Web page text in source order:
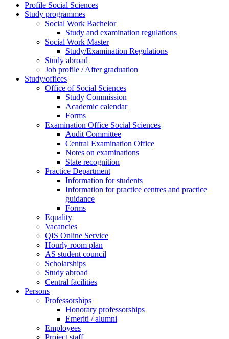
Profile Social Sciences
Study programmes
Social Work Bachelor
Study and examination regulations
Social Work Master
Study/Examination Regulations
Study abroad
Job profile / After graduation
Study/offices
Office of Social Sciences
Study Commission
Academic calendar
Forms
Examination Office Social Sciences
Audit Committee
Central Examination Office
Notes on examinations
State recognition
Practice Department
Information for students
Information for practice centres and practice
guidance
Forms
Equality
Vacancies
QIS Online Service
Hourly room plan
AS student council
Scholarships
Study abroad
Central facilities
Persons
Professorships
Honorary professorships
Emeriti / alumni
Employees